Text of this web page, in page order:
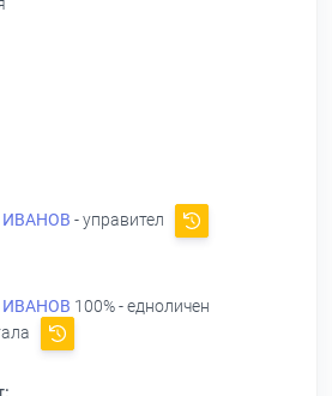
ИВАНОВ - управител
ИВАНОВ 100% - едноличен